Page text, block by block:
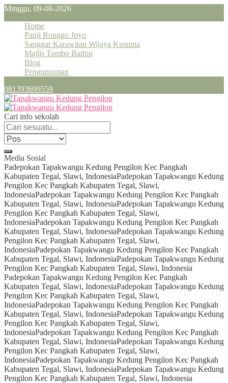
Minggu, 09-08-2026
Home
Panji Ronggo Joyo
Sanggar Karawitan Wijaya Kusuma
Majlis Tombo Bathin
Blog
Pengumuman
081393699559
Cari info sekolah
Media Sosial
Padepokan Tapakwangu Kedung Pengilon Kec Pangkah
Kabupaten Tegal, Slawi, IndonesiaPadepokan Tapakwangu Kedung
Pengilon Kec Pangkah Kabupaten Tegal, Slawi,
IndonesiaPadepokan Tapakwangu Kedung Pengilon Kec Pangkah
Kabupaten Tegal, Slawi, IndonesiaPadepokan Tapakwangu Kedung
Pengilon Kec Pangkah Kabupaten Tegal, Slawi,
IndonesiaPadepokan Tapakwangu Kedung Pengilon Kec Pangkah
Kabupaten Tegal, Slawi, IndonesiaPadepokan Tapakwangu Kedung
Pengilon Kec Pangkah Kabupaten Tegal, Slawi,
IndonesiaPadepokan Tapakwangu Kedung Pengilon Kec Pangkah
Kabupaten Tegal, Slawi, IndonesiaPadepokan Tapakwangu Kedung
Pengilon Kec Pangkah Kabupaten Tegal, Slawi, Indonesia
Padepokan Tapakwangu Kedung Pengilon Kec Pangkah
Kabupaten Tegal, Slawi, IndonesiaPadepokan Tapakwangu Kedung
Pengilon Kec Pangkah Kabupaten Tegal, Slawi,
IndonesiaPadepokan Tapakwangu Kedung Pengilon Kec Pangkah
Kabupaten Tegal, Slawi, IndonesiaPadepokan Tapakwangu Kedung
Pengilon Kec Pangkah Kabupaten Tegal, Slawi,
IndonesiaPadepokan Tapakwangu Kedung Pengilon Kec Pangkah
Kabupaten Tegal, Slawi, IndonesiaPadepokan Tapakwangu Kedung
Pengilon Kec Pangkah Kabupaten Tegal, Slawi,
IndonesiaPadepokan Tapakwangu Kedung Pengilon Kec Pangkah
Kabupaten Tegal, Slawi, IndonesiaPadepokan Tapakwangu Kedung
Pengilon Kec Pangkah Kabupaten Tegal, Slawi, Indonesia